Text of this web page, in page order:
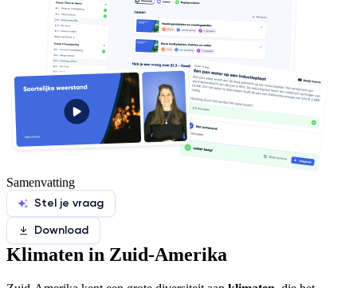
Samenvatting
Stel je vraag
Download
Klimaten in Zuid-Amerika